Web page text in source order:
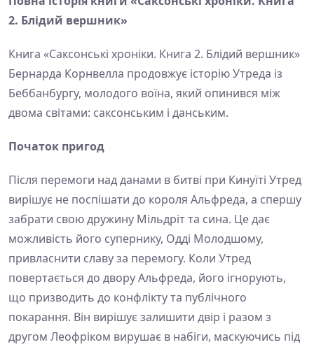
2. Блідий вершник»
Книга «Саксонські хроніки. Книга 2. Блідий вершник»
Бернарда Корнвелла продовжує історію Утреда із
Беббанбургу, молодого воїна, який опинився між
двома світами: саксонським і данським.
Початок пригод
Після перемоги над данами в битві при Кинуїті Утред
вирішує не поспішати до короля Альфреда, а спершу
забрати свою дружину Мільдріт та сина. Це дає
можливість його супернику, Одді Молодшому,
привласнити славу за перемогу. Коли Утред
повертається до двору Альфреда, його ігнорують,
що призводить до конфлікту та публічного
покарання. Він вирішує залишити двір і разом з
другом Леофріком вирушає в набіги, маскуючись під